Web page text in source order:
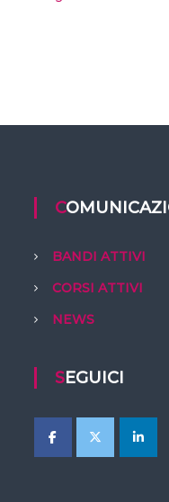
BANDI ATTIVI
CORSI ATTIVI
NEWS
SEGUICI